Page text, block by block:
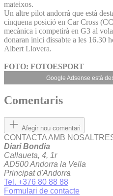
mateixos.
Un altre pilot andorrà que està
cinquena posició en Car Cross
mecànica i competirà en G3 al
donaran inici dissabte a les 16.30
Albert Llovera.
FOTO: FOTOESPORT
Google Adsense està
Comentaris
Afegir nou comentari
CONTACTA AMB
Diari Bondia
Callaueta, 4, 1r
AD500 Andorra la Vella
Principat d'Andorra
Tel. +376 80 88 88
Formulari de contacte